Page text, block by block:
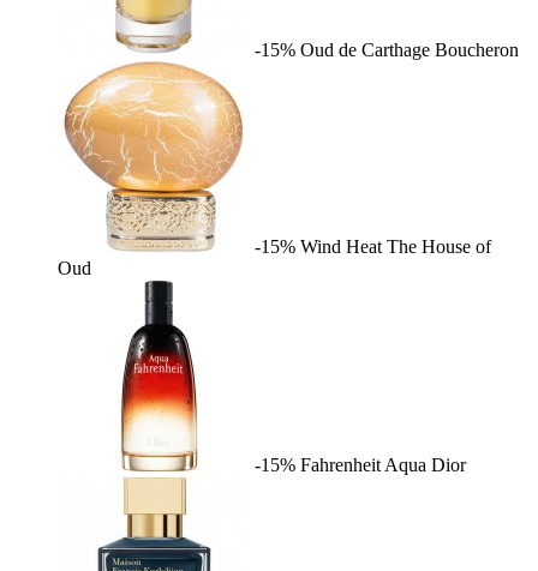
-15% Oud de Carthage Boucheron
-15% Wind Heat The House of
Oud
-15% Fahrenheit Aqua Dior